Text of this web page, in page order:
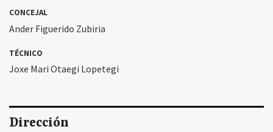
CONCEJAL
Ander Figuerido Zubiria
TÉCNICO
Joxe Mari Otaegi Lopetegi
Dirección